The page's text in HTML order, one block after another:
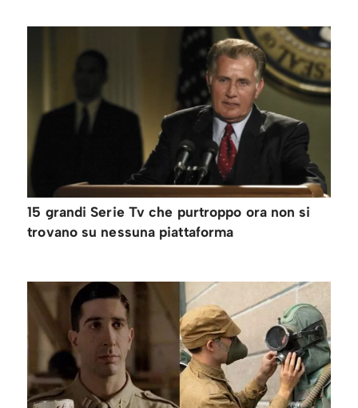
15 grandi Serie Tv che purtroppo ora non si
trovano su nessuna piattaforma